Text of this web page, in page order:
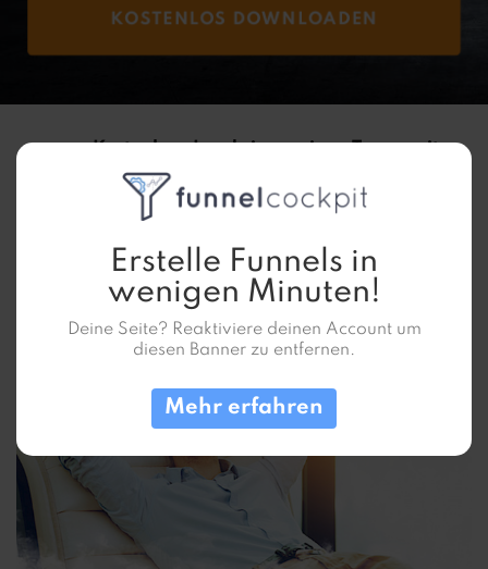
KOSTENLOS DOWNLOADEN
Kostenlose Leads in wenigen Tagen mit
eigenem Lead Magnet generieren
Tolle Provisionen verdienen mit Deinem
Erstelle Funnels in
wenigen Minuten!
Deine Seite? Reaktiviere deinen Account um
diesen Banner zu entfernen.
Mehr erfahren